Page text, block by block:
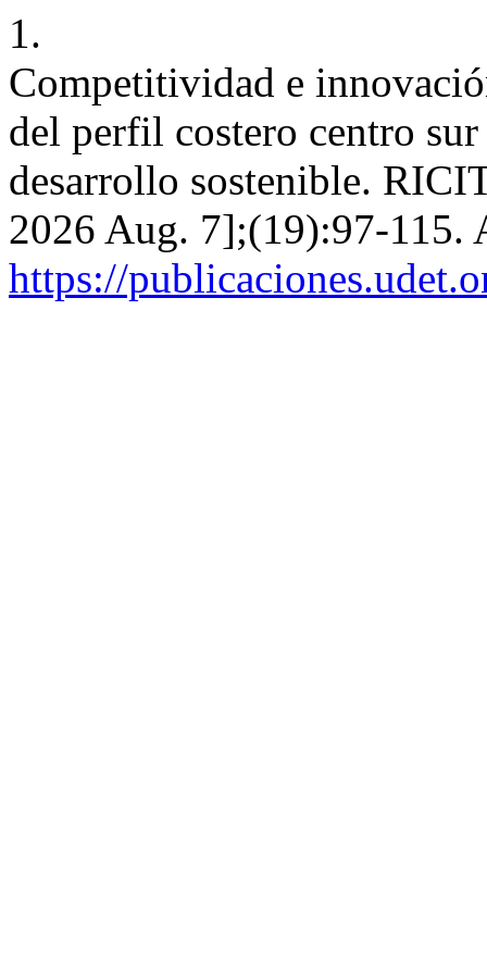
1.
Competitividad e
del perfil costero centro
desarrollo sostenible.
2026 Aug. 7];(19):97-115.
https://